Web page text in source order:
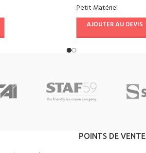
Petit Matériel
AJOUTER AU DEVIS
POINTS DE VENTE